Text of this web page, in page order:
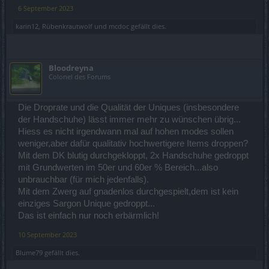
6 September 2023
karin12, Rübenkrautwolf und mcdoc gefällt dies.
Bloodreyna
Colonel des Forums
Die Droprate und die Qualität der Uniques (insbesondere
der Handschuhe) lässt immer mehr zu wünschen übrig...
Hiess es nicht irgendwann mal auf hohen modes sollen
weniger,aber dafür qualitativ hochwertigere Items droppen?
Mit dem DK blutig durchgekloppt, 2x Handschuhe gedroppt
mit Grundwerten im 50er und 60er % Bereich...also
unbrauchbar (für mich jedenfalls).
Mit dem Zwerg auf gnadenlos durchgespielt,dem ist kein
einziges Sargon Unique gedroppt...
Das ist einfach nur noch erbärmlich!
10 September 2023
Blume79 gefällt dies.